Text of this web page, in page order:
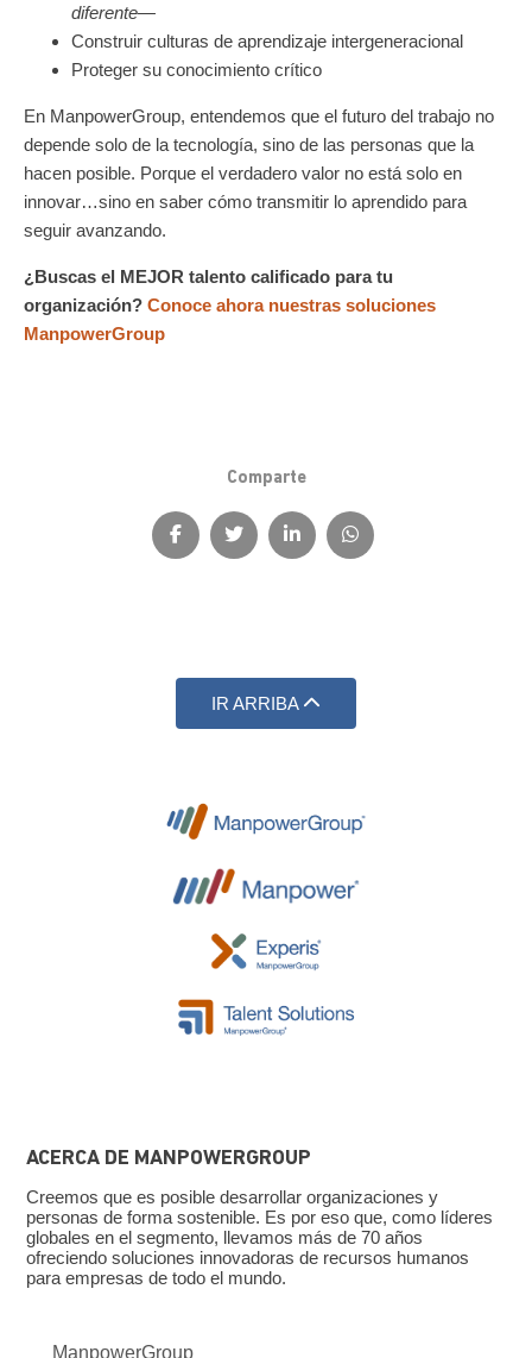
diferente—
Construir culturas de aprendizaje intergeneracional
Proteger su conocimiento crítico
En ManpowerGroup, entendemos que el futuro del trabajo no
depende solo de la tecnología, sino de las personas que la
hacen posible. Porque el verdadero valor no está solo en
innovar…sino en saber cómo transmitir lo aprendido para
seguir avanzando.
¿Buscas el MEJOR talento calificado para tu
organización? Conoce ahora nuestras soluciones
ManpowerGroup
Comparte
IR ARRIBA
ACERCA DE MANPOWERGROUP
Creemos que es posible desarrollar organizaciones y
personas de forma sostenible. Es por eso que, como líderes
globales en el segmento, llevamos más de 70 años
ofreciendo soluciones innovadoras de recursos humanos
para empresas de todo el mundo.
ManpowerGroup